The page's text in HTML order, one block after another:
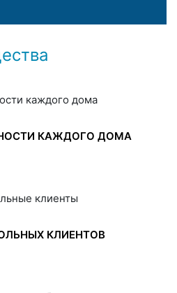
КАЖДОГО ДОМА
КЛИЕНТОВ